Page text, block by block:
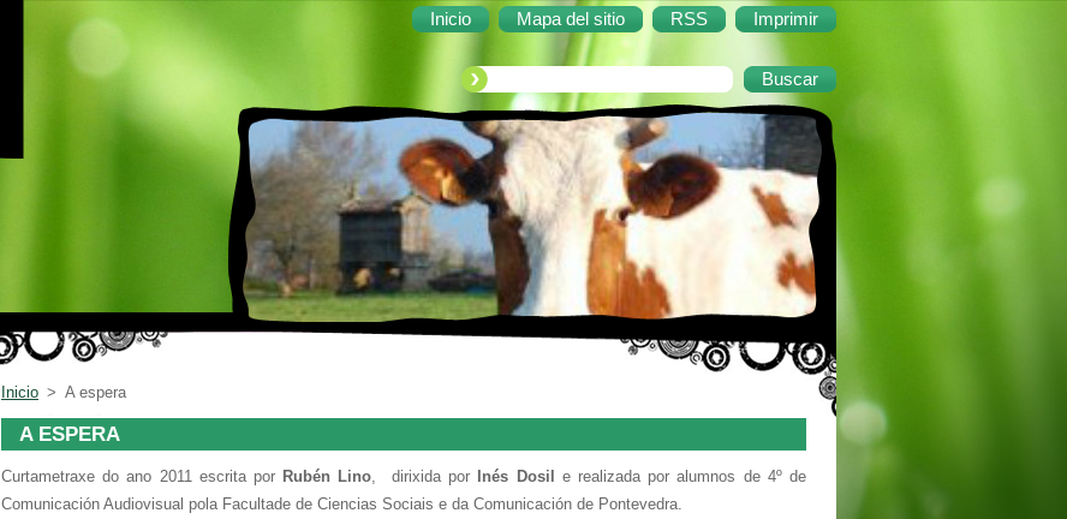
Inicio Mapa del sitio RSS Imprimir
Inicio > A espera
A ESPERA
Curtametraxe do ano 2011 escrita por Rubén Lino , dirixida por Inés Dosil
e realizada por alumnos de 4º de
Comunicación Audiovisual pola Facultade de Ciencias Sociais e da Comunicación de Pontevedra.